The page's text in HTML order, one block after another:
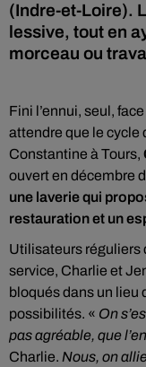
(Indre-et-Loire).
lessive, tout en
morceau ou
Fini l’ennui, seul,
attendre que le cycle
Constantine à Tours,
ouvert en décembre
une laverie qui
restauration et un
Utilisateurs réguliers
service, Charlie et
bloqués dans un lieu
possibilités. « On
pas agréable, que
Charlie. Nous, on